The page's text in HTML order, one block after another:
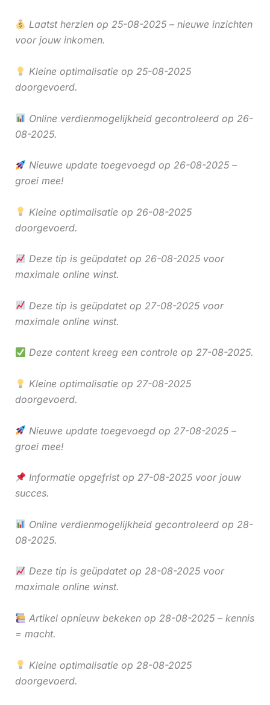
Laatst herzien op 25-08-2025 – nieuwe inzichten
voor jouw inkomen.
Kleine optimalisatie op 25-08-2025
doorgevoerd.
Online verdienmogelijkheid gecontroleerd op 26-
08-2025.
Nieuwe update toegevoegd op 26-08-2025 –
groei mee!
Kleine optimalisatie op 26-08-2025
doorgevoerd.
Deze tip is geüpdatet op 26-08-2025 voor
maximale online winst.
Deze tip is geüpdatet op 27-08-2025 voor
maximale online winst.
Deze content kreeg een controle op 27-08-2025.
Kleine optimalisatie op 27-08-2025
doorgevoerd.
Nieuwe update toegevoegd op 27-08-2025 –
groei mee!
Informatie opgefrist op 27-08-2025 voor jouw
succes.
Online verdienmogelijkheid gecontroleerd op 28-
08-2025.
Deze tip is geüpdatet op 28-08-2025 voor
maximale online winst.
Artikel opnieuw bekeken op 28-08-2025 – kennis
= macht.
Kleine optimalisatie op 28-08-2025
doorgevoerd.